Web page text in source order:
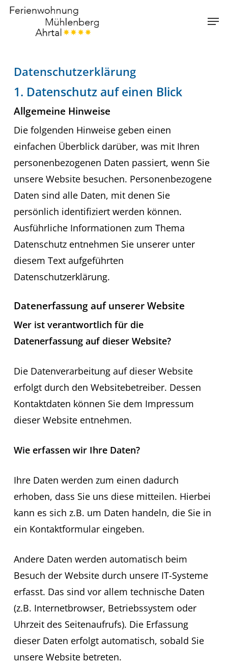
Skip
Datenschutzerklärung
1. Datenschutz auf einen Blick
Allgemeine Hinweise
Die folgenden Hinweise geben einen
einfachen Überblick darüber, was mit Ihren
personenbezogenen Daten passiert, wenn Sie
unsere Website besuchen. Personenbezogene
Daten sind alle Daten, mit denen Sie
persönlich identifiziert werden können.
Ausführliche Informationen zum Thema
Datenschutz entnehmen Sie unserer unter
diesem Text aufgeführten
Datenschutzerklärung.
Datenerfassung auf unserer Website
Wer ist verantwortlich für die
Datenerfassung auf dieser Website?
Die Datenverarbeitung auf dieser Website
erfolgt durch den Websitebetreiber. Dessen
Kontaktdaten können Sie dem Impressum
dieser Website entnehmen.
Wie erfassen wir Ihre Daten?
Ihre Daten werden zum einen dadurch
erhoben, dass Sie uns diese mitteilen. Hierbei
kann es sich z.B. um Daten handeln, die Sie in
ein Kontaktformular eingeben.
Andere Daten werden automatisch beim
Besuch der Website durch unsere IT-Systeme
erfasst. Das sind vor allem technische Daten
(z.B. Internetbrowser, Betriebssystem oder
Uhrzeit des Seitenaufrufs). Die Erfassung
dieser Daten erfolgt automatisch, sobald Sie
unsere Website betreten.